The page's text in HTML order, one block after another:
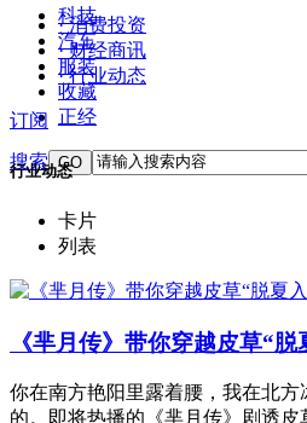
科技
汽车
服装
收藏
正经
搜索 GO
· 消费投资
· 财经商讯
· 行业动态
订阅
行业动态
卡片
列表
《芈月传》带你穿越皮草“脱
你在南方艳阳里露着腰，我在北
的。即将热播的《芈月传》剧透皮